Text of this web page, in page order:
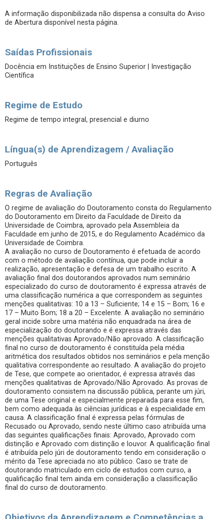
A informação disponibilizada não dispensa a consulta do Aviso
de Abertura disponível nesta página.
Saídas Profissionais
Docência em Instituições de Ensino Superior | Investigação
Científica
Regime de Estudo
Regime de tempo integral, presencial e diurno
Língua(s) de Aprendizagem / Avaliação
Português
Regras de Avaliação
O regime de avaliação do Doutoramento consta do Regulamento
do Doutoramento em Direito da Faculdade de Direito da
Universidade de Coimbra, aprovado pela Assembleia da
Faculdade em junho de 2015, e do Regulamento Académico da
Universidade de Coimbra.
A avaliação no curso de Doutoramento é efetuada de acordo
com o método de avaliação contínua, que pode incluir a
realização, apresentação e defesa de um trabalho escrito. A
avaliação final dos doutorandos aprovados num seminário
especializado do curso de doutoramento é expressa através de
uma classificação numérica a que correspondem as seguintes
menções qualitativas: 10 a 13 – Suficiente; 14 e 15 – Bom; 16 e
17 – Muito Bom; 18 a 20 – Excelente. A avaliação no seminário
geral incide sobre uma matéria não enquadrada na área de
especialização do doutorando e é expressa através das
menções qualitativas Aprovado/Não aprovado. A classificação
final no curso de doutoramento é constituída pela média
aritmética dos resultados obtidos nos seminários e pela menção
qualitativa correspondente ao resultado. A avaliação do projeto
de Tese, que compete ao orientador, é expressa através das
menções qualitativas de Aprovado/Não Aprovado. As provas de
doutoramento consistem na discussão pública, perante um júri,
de uma Tese original e especialmente preparada para esse fim,
bem como adequada às ciências jurídicas e à especialidade em
causa. A classificação final é expressa pelas fórmulas de
Recusado ou Aprovado, sendo neste último caso atribuída uma
das seguintes qualificações finais: Aprovado, Aprovado com
distinção e Aprovado com distinção e louvor. A qualificação final
é atribuída pelo júri de doutoramento tendo em consideração o
mérito da Tese apreciada no ato público. Caso se trate de
doutorando matriculado em ciclo de estudos com curso, a
qualificação final tem ainda em consideração a classificação
final do curso de doutoramento.